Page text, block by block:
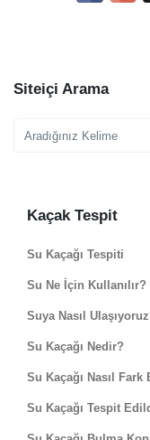
Siteiçi Arama
Kaçak Tespit
Su Kaçağı Tespiti
Su Ne İçin Kullanılır?
Suya Nasıl
Su Kaçağı Nedir?
Su Kaçağı Nasıl Fark
Su Kaçağı Tespit